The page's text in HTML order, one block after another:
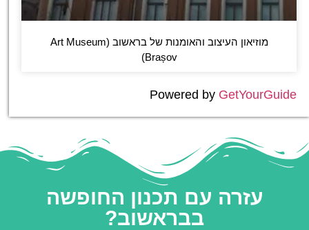
מוזיאון העיצוב והאומנות של בראשוב (Art Museum
Brașov)
Powered by GetYourGuide
עזרה עם תכנון החופשה
בבראשוב?